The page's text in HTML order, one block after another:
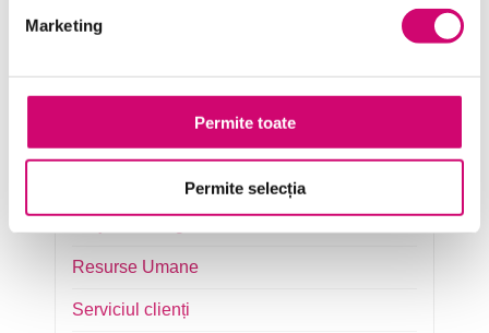
Marketing
Permite toate
Permite selecția
Management și Leadership
Microsoft Office
Resurse Umane
Serviciul clienți